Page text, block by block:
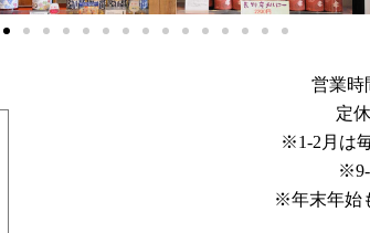
営業時
定
※1-2月は
※9-
※年末年始